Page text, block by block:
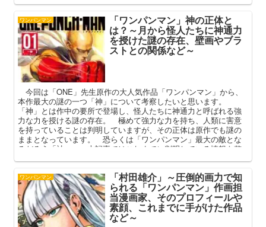
サイコスの過去や正体、その最後を中心に解説してまいります。
ワンパンマン 「ワンパンマン」神の正体と
は？～月から怪人たちに神通力
を授けた謎の存在、壁画やブラ
ストとの関係など～
今回は「ONE」先生原作の大人気作品「ワンパンマン」から、
本作最大の謎の一つ「神」について考察したいと思います。
「神」とは作中の要所で登場し、怪人たちに神通力と呼ばれる強
力な力を授ける謎の存在。 極めて強力な力を持ち、人類に害意
を持っていることは判明していますが、その正体は原作でも謎の
ままとなっています。 恐らくは「ワンパンマン」最大の敵とな
るだろう「神」。 本記事ではこれまでに判明している情報を整
ワンパンマン 「村田雄介」～圧倒的画力で知
られる「ワンパンマン」作画担
当漫画家、そのプロフィールや
素顔、これまでに手がけた作品
など～